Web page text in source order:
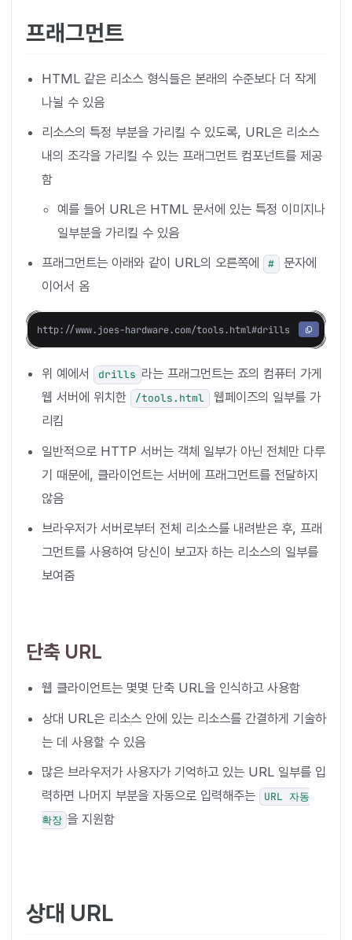
프래그먼트
HTML 같은 리소스 형식들은 본래의 수준보다 더 작게
나뉠 수 있음
리소스의 특정 부분을 가리킬 수 있도록, URL은 리소스
내의 조각을 가리킬 수 있는 프래그먼트 컴포넌트를 제공
함
예를 들어 URL은 HTML 문서에 있는 특정 이미지나
일부분을 가리킬 수 있음
프래그먼트는 아래와 같이 URL의 오른쪽에
#
문자에
이어서 옴
위 예에서 drills 라는 프래그먼트는 죠의 컴퓨터 가게
웹 서버에 위치한
/tools.html
웹페이즈의 일부를 가
리킴
일반적으로 HTTP 서버는 객체 일부가 아닌 전체만 다루
기 때문에, 클라이언트는 서버에 프래그먼트를 전달하지
않음
브라우저가 서버로부터 전체 리소스를 내려받은 후, 프래
그먼트를 사용하여 당신이 보고자 하는 리소스의 일부를
보여줌
단축 URL
웹 클라이언트는 몇몇 단축 URL을 인식하고 사용함
상대 URL은 리소스 안에 있는 리소스를 간결하게 기술하
는 데 사용할 수 있음
많은 브라우저가 사용자가 기억하고 있는 URL 일부를 입
력하면 나머지 부분을 자동으로 입력해주는
URL 자동
확장 을 지원함
상대 URL